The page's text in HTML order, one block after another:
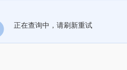
正在查询中，请刷新重试